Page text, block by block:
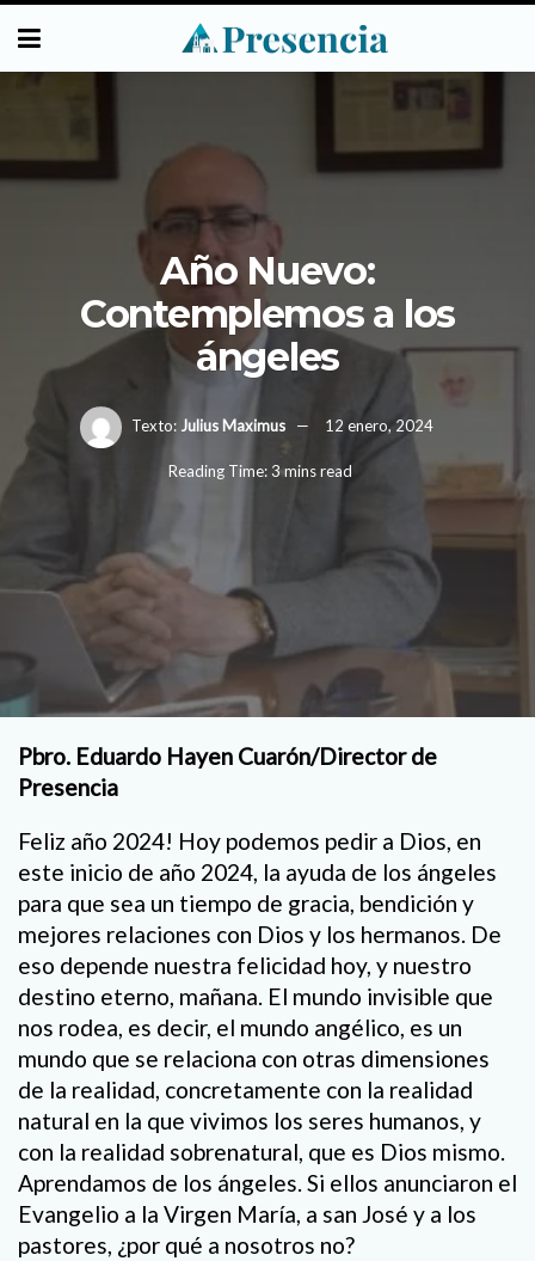
Año Nuevo:
Contemplemos a los
ángeles
Texto: Julius Maximus 12 enero, 2024
Reading Time: 3 mins read
Pbro. Eduardo Hayen Cuarón/Director de
Presencia
Feliz año 2024! Hoy podemos pedir a Dios, en
este inicio de año 2024, la ayuda de los ángeles
para que sea un tiempo de gracia, bendición y
mejores relaciones con Dios y los hermanos. De
eso depende nuestra felicidad hoy, y nuestro
destino eterno, mañana. El mundo invisible que
nos rodea, es decir, el mundo angélico, es un
mundo que se relaciona con otras dimensiones
de la realidad, concretamente con la realidad
natural en la que vivimos los seres humanos, y
con la realidad sobrenatural, que es Dios mismo.
Aprendamos de los ángeles. Si ellos anunciaron el
Evangelio a la Virgen María, a san José y a los
pastores, ¿por qué a nosotros no?